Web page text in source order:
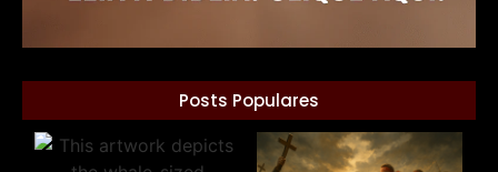
Posts Populares